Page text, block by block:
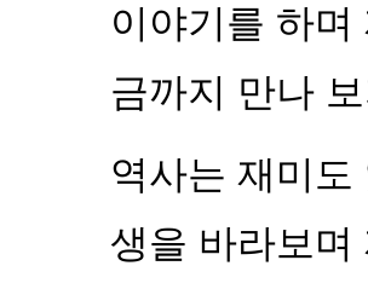
이야기를 하
금까지 만나
역사는 재미
생을 바라보